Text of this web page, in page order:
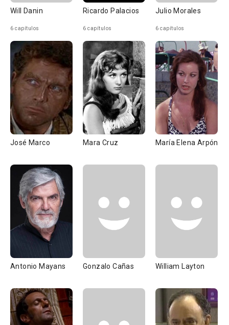
Will Danin
6 capítulos
Ricardo Palacios
6 capítulos
Julio Morales
6 capítulos
José Marco Mara Cruz María Elena Arpón
Antonio Mayans Gonzalo Cañas William Layton